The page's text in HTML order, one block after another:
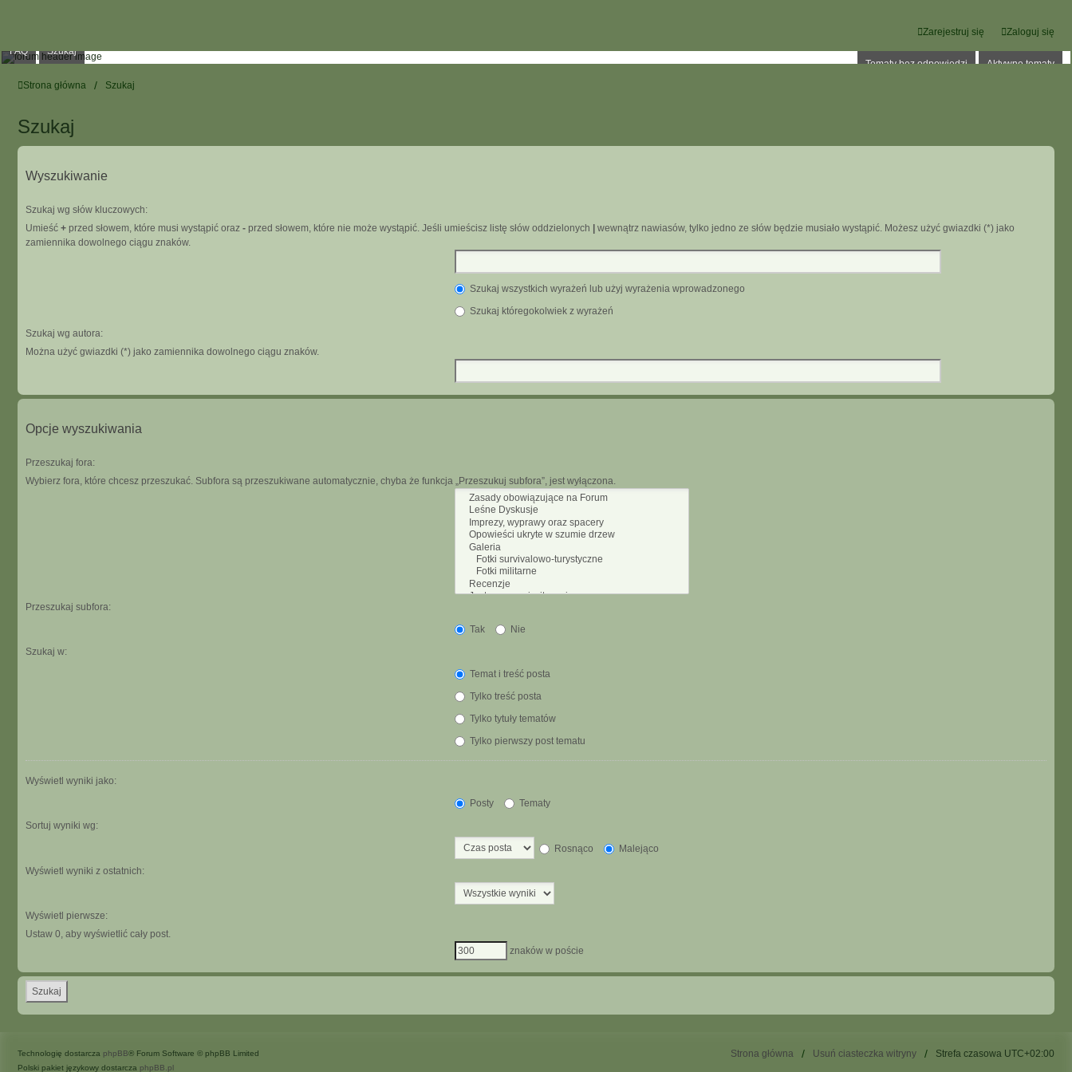
Zaloguj się
Zarejestruj się
Tematy bez odpowiedzi Aktywne tematy
FAQ Szukaj
Strona główna Szukaj
Szukaj
Wyszukiwanie
Szukaj wg słów kluczowych:
Umieść + przed słowem, które musi wystąpić oraz - przed słowem, które nie może wystąpić. Jeśli umieścisz listę słów oddzielonych
wewnątrz nawiasów, tylko jedno ze słów będzie musiało wystąpić. Możesz użyć gwiazdki (*) jako
zamiennika dowolnego ciągu znaków.
Szukaj wszystkich wyrażeń lub użyj wyrażenia wprowadzonego
Szukaj któregokolwiek z wyrażeń
Szukaj wg autora:
Można użyć gwiazdki (*) jako zamiennika dowolnego ciągu znaków.
Opcje wyszukiwania
Przeszukaj fora:
Wybierz fora, które chcesz przeszukać. Subfora są przeszukiwane automatycznie, chyba że funkcja „Przeszukuj subfora”, jest wyłączona.
Przeszukaj subfora:
Tak
Nie
Szukaj w:
Temat i treść posta
Tylko treść posta
Tylko tytuły tematów
Tylko pierwszy post tematu
Wyświetl wyniki jako:
Posty
Tematy
Sortuj wyniki wg:
Rosnąco
Malejąco
Wyświetl wyniki z ostatnich:
Wyświetl pierwsze:
Ustaw 0, aby wyświetlić cały post.
znaków w poście
Strona główna Usuń ciasteczka witryny Strefa czasowa UTC+02:00
Technologię dostarcza phpBB® Forum Software © phpBB Limited
Polski pakiet językowy dostarcza phpBB.pl